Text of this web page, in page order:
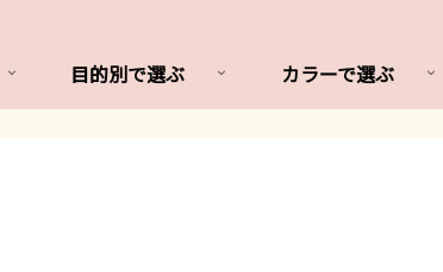
目的別で選ぶ カラーで選ぶ